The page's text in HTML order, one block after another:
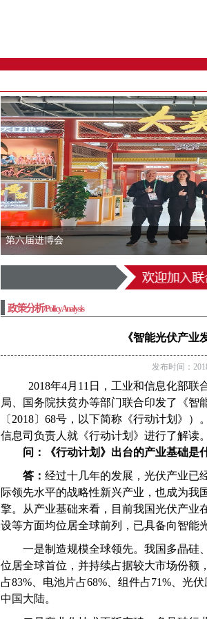
第六届进博会
政策分析/Policy Analysis
《智能光伏产业
发布时间：
2018年4月 11 日，工业和信息化部联
局、国务院扶贫办等部门联合印发了《智
〔 2018〕 68号，以下简称《行动计划》）
信息司负责人就《行动计划》进行了解读。
问：《行动计划》出台的产业基础是
答： 经过十几年的发展，光伏产业已
际领先水平的战略性新兴产业，也成为我
擎。从产业基础来看，目前我国光伏产业
设等方面均位居全球前列，已具备向智能
一是制造规模全球领先。我国多晶硅
位居全球首位，并持续占据较大市场份额
占83%、电池片占68%、组件占71%、光伏
中国大陆。